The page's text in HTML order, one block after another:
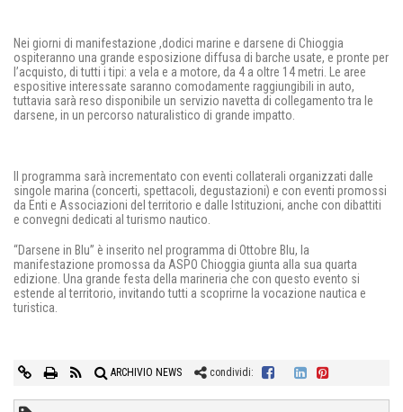
Nei giorni di manifestazione ,dodici marine e darsene di Chioggia
ospiteranno una grande esposizione diffusa di barche usate, e pronte per
l’acquisto, di tutti i tipi: a vela e a motore, da 4 a oltre 14 metri. Le aree
espositive interessate saranno comodamente raggiungibili in auto,
tuttavia sarà reso disponibile un servizio navetta di collegamento tra le
darsene, in un percorso naturalistico di grande impatto.
Il programma sarà incrementato con eventi collaterali organizzati dalle
singole marina (concerti, spettacoli, degustazioni) e con eventi promossi
da Enti e Associazioni del territorio e dalle Istituzioni, anche con dibattiti
e convegni dedicati al turismo nautico.
“Darsene in Blu” è inserito nel programma di Ottobre Blu, la
manifestazione promossa da ASPO Chioggia giunta alla sua quarta
edizione. Una grande festa della marineria che con questo evento si
estende al territorio, invitando tutti a scoprirne la vocazione nautica e
turistica.
ARCHIVIO NEWS condividi: